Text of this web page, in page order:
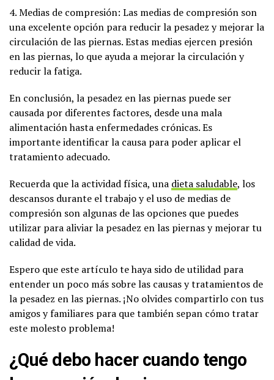
4. Medias de compresión: Las medias de compresión son
una excelente opción para reducir la pesadez y mejorar la
circulación de las piernas. Estas medias ejercen presión
en las piernas, lo que ayuda a mejorar la circulación y
reducir la fatiga.
En conclusión, la pesadez en las piernas puede ser
causada por diferentes factores, desde una mala
alimentación hasta enfermedades crónicas. Es
importante identificar la causa para poder aplicar el
tratamiento adecuado.
Recuerda que la actividad física, una dieta saludable, los
descansos durante el trabajo y el uso de medias de
compresión son algunas de las opciones que puedes
utilizar para aliviar la pesadez en las piernas y mejorar tu
calidad de vida.
Espero que este artículo te haya sido de utilidad para
entender un poco más sobre las causas y tratamientos de
la pesadez en las piernas. ¡No olvides compartirlo con tus
amigos y familiares para que también sepan cómo tratar
este molesto problema!
¿Qué debo hacer cuando tengo